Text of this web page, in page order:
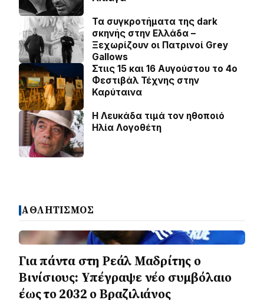
Τα συγκροτήματα της dark
σκηνής στην Ελλάδα –
Ξεχωρίζουν οι Πατρινοί Grey
Gallows
Στιις 15 και 16 Αυγούστου το 4ο
Φεστιβάλ Τέχνης στην
Καρύταινα
Η Λευκάδα τιμά τον ηθοποιό
Ηλία Λογοθέτη
ΑΘΛΗΤΙΣΜΟΣ
Για πάντα στη Ρεάλ Μαδρίτης ο
Βινίσιους: Yπέγραψε νέο συμβόλαιο
έως το 2032 ο Βραζιλιάνος